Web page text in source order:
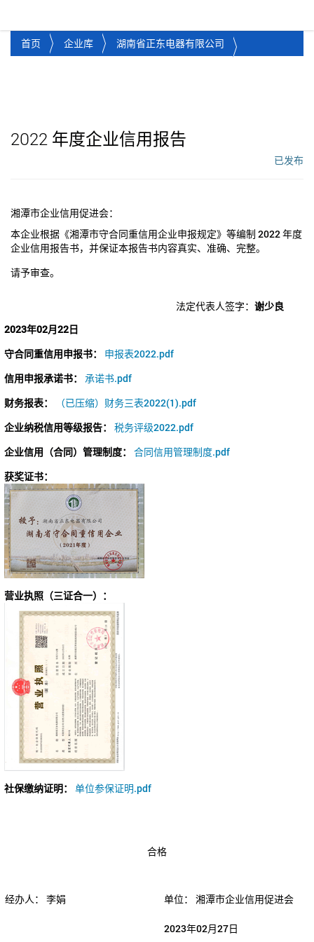
首页 企业库 湖南省正东电器有限公司
2022 年度企业信用报告
已发布
湘潭市企业信用促进会：
本企业根据《湘潭市守合同重信用企业申报规定》等编制 2022年度
企业信用报告书，并保证本报告书内容真实、准确、完整。
请予审查。
法定代表人签字： 谢少良
2023年02月22日
守合同重信用申报书：
申报表2022.pdf
信用申报承诺书：
承诺书.pdf
财务报表：
（已压缩）财务三表2022(1).pdf
企业纳税信用等级报告：
税务评级2022.pdf
企业信用（合同）管理制度：
合同信用管理制度.pdf
获奖证书：
营业执照（三证合一）：
社保缴纳证明： 单位参保证明.pdf
合格
经办人： 李娟 单位： 湘潭市企业信用促进会
2023年02月27日